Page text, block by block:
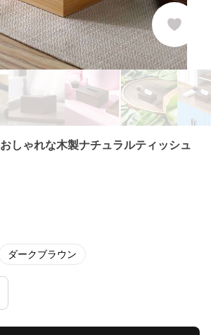
しゃれな木製ナチュラルティッシュ
ダークブラウン